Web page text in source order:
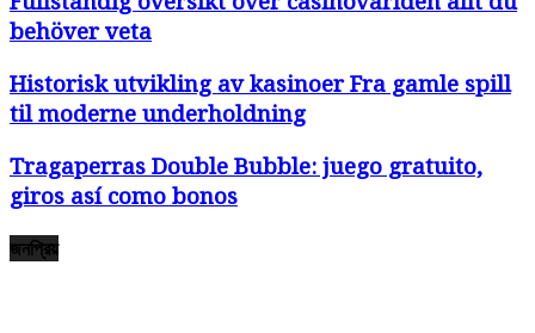
behöver veta
Historisk utvikling av kasinoer Fra gamle spill
til moderne underholdning
Tragaperras Double Bubble: juego gratuito,
giros así­ como bonos
জনপ্রিয়